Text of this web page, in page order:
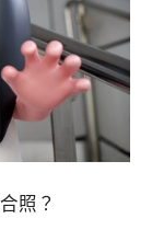
照？